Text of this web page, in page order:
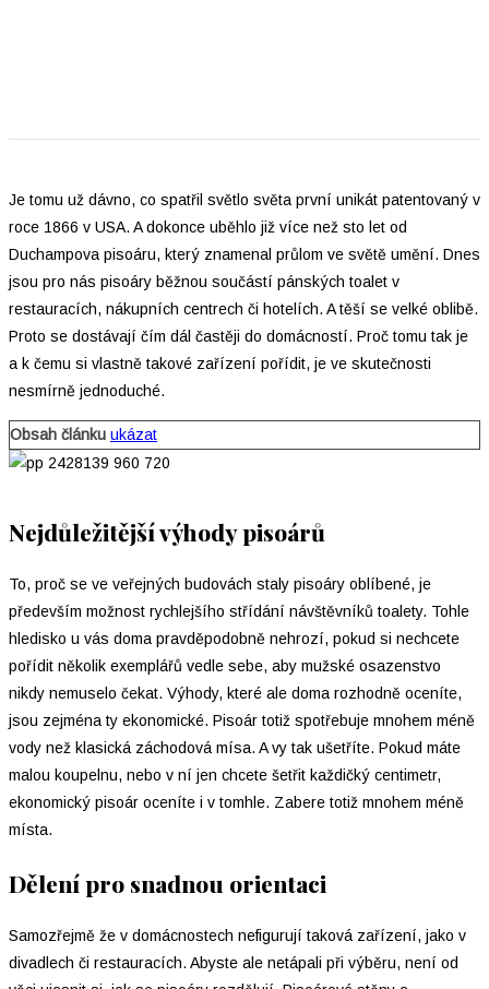
Je tomu už dávno, co spatřil světlo světa první unikát patentovaný v
roce 1866 v USA. A dokonce uběhlo již více než sto let od
Duchampova pisoáru, který znamenal průlom ve světě umění. Dnes
jsou pro nás pisoáry běžnou součástí pánských toalet v
restauracích, nákupních centrech či hotelích. A těší se velké oblibě.
Proto se dostávají čím dál častěji do domácností. Proč tomu tak je
a k čemu si vlastně takové zařízení pořídit, je ve skutečnosti
nesmírně jednoduché.
Obsah článku ukázat
Nejdůležitější výhody pisoárů
To, proč se ve veřejných budovách staly pisoáry oblíbené, je
především možnost rychlejšího střídání návštěvníků toalety. Tohle
hledisko u vás doma pravděpodobně nehrozí, pokud si nechcete
pořídit několik exemplářů vedle sebe, aby mužské osazenstvo
nikdy nemuselo čekat. Výhody, které ale doma rozhodně oceníte,
jsou zejména ty ekonomické. Pisoár totiž spotřebuje mnohem méně
vody než klasická záchodová mísa. A vy tak ušetříte. Pokud máte
malou koupelnu, nebo v ní jen chcete šetřit každičký centimetr,
ekonomický pisoár oceníte i v tomhle. Zabere totiž mnohem méně
místa.
Dělení pro snadnou orientaci
Samozřejmě že v domácnostech nefigurují taková zařízení, jako v
divadlech či restauracích. Abyste ale netápali při výběru, není od